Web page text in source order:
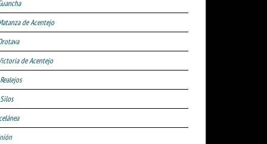
de Acentejo
de Acentejo